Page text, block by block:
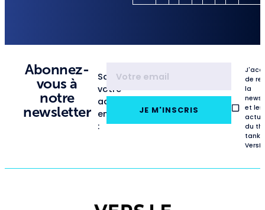
Abonnez-
vous à
notre
newsletter
Saisissez
votre
adresse
email
:
JE M'INSCRIS
de
la
et les
du
tank